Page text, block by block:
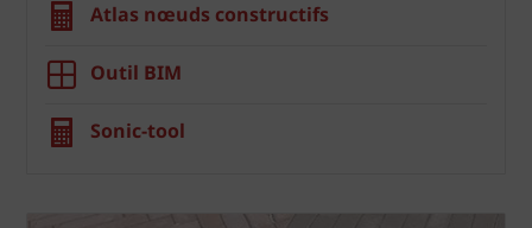
Atlas nœuds constructifs
Outil BIM
Sonic-tool